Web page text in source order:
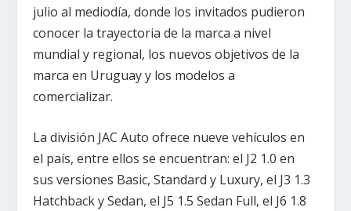
julio al mediodía, donde los invitados pudieron
conocer la trayectoria de la marca a nivel
mundial y regional, los nuevos objetivos de la
marca en Uruguay y los modelos a
comercializar.
La división JAC Auto ofrece nueve vehículos en
el país, entre ellos se encuentran: el J2 1.0 en
sus versiones Basic, Standard y Luxury, el J3 1.3
Hatchback y Sedan, el J5 1.5 Sedan Full, el J6 1.8